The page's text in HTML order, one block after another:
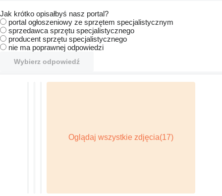
Jak krótko opisałbyś nasz portal?
portal ogłoszeniowy ze sprzętem specjalistycznym
sprzedawca sprzętu specjalistycznego
producent sprzętu specjalistycznego
nie ma poprawnej odpowiedzi
Wybierz odpowiedź